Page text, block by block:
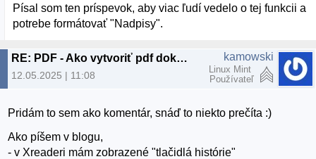
Písal som ten príspevok, aby viac ľudí vedelo o tej funkcii a
potrebe formátovať "Nadpisy".
RE: PDF - Ako vytvoriť pdf dokument s "indexom"?
12.05.2025 | 11:08
kamowski
Linux Mint
Používateľ
Pridám to sem ako komentár, snáď to niekto prečíta :)
Ako píšem v blogu,
- v Xreaderi mám zobrazené "tlačidlá histórie"